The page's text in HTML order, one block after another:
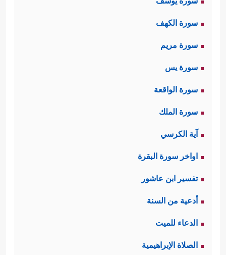
سورة الكهف
سورة مريم
سورة يس
سورة الواقعة
سورة الملك
آية الكرسي
اواخر سورة البقرة
تفسير ابن عاشور
أدعية من السنة
الدعاء للميت
الصلاة الإبراهيمية